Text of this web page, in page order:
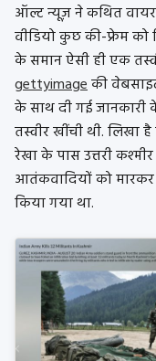
ऑल्ट न्यूज़ ने कथित
वीडियो कुछ की-फ्रेम को
के समान ऐसी ही एक
gettyimageकी
के साथ दी गई
तस्वीर खींची थी. लिखा
रेखा के पास उत्तरी
आतंकवादियों को
किया गया था.